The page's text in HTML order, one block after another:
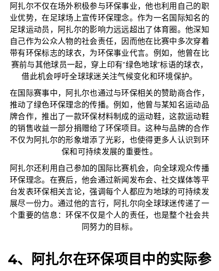
阿扎尔不仅在场外积极参与环保事业，他也利用自己的职
业优势，在足球场上宣传环保理念。作为一名国际知名的
足球运动员，阿扎尔的影响力远远超出了体育圈。他深知
自己作为公众人物的社会责任，因而他在比赛中多次穿着
带有环保标志的球衣，为环保事业代言。例如，他曾在比
赛前与其他球员一起，穿上印有“绿色地球”标语的球衣，
借此机会呼吁全球球迷关注气候变化和环境保护。
在国际赛事中，阿扎尔也通过与环保相关的赞助商合作，
推动了绿色环保理念的传播。例如，他曾与某知名运动品
牌合作，推出了一款环保材料制成的运动鞋，这款运动鞋
的销售收益一部分捐赠给了环保项目。这种与品牌的合作
不仅为阿扎尔的形象增添了光彩，也使得更多人认识到环
保和可持续发展的重要性。
阿扎尔还利用自己参加的国际比赛机会，向全球观众传播
环保理念。在赛后，他会通过新闻发布会、社交媒体等平
台发表环保相关言论，强调每个人都应为地球的可持续发
展尽一份力。通过他的言行，阿扎尔向全球球迷传递了一
个重要的信息：环保不仅是个人的责任，也是整个社会共
同努力的目标。
4、阿扎尔在环保项目中的实际参